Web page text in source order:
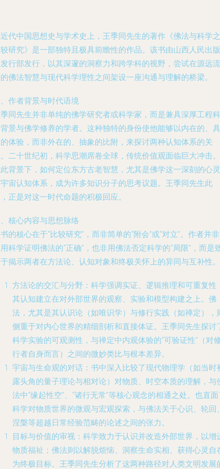
代中国思想史与学术史上，王季同先生的著作《佛法与科学之
研究》是一部独特且极具前瞻性的作品。该书由山西人民出版
行部发行，以其深邃的洞察力和跨学科的视野，尝试在源远流
佛法智慧与现代科学理性之间架设一座沟通与理解的桥梁。
作者背景与时代语境
同先生并非单纯的佛学研究者或科学家，而是兼具深厚工程科
景与佛学修养的学者。这种独特的身份使他能够以内在的、具
体验，而非外在的、抽象的比附，来探讨两种认知体系的关
二十世纪初，科学思潮席卷全球，传统价值观面临巨大冲击。
背景下，如何定位东方古老智慧，尤其是佛学这一深刻的心灵
宙认知体系，成为许多知识分子的思考议题。王季同先生此
正是对这一时代命题的积极回应。
核心内容与思想脉络
的核心在于“比较研究”，而非简单的“附会”或“对立”。作者并
科学证明佛法的“正确”，也非用佛法否定科学的“局限”，而是
揭示两者在方法论、认知对象和终极关怀上的异同与互补性。
方法论的交汇与分野 ：科学强调实证、逻辑推理和可重复性
其认知建立在对外部世界的观察、实验和模型构建之上。佛
法，尤其是其认识论（如唯识学）与修行实践（如禅定），
侧重于对内心世界的精细剖析和直接体证。王季同先生探讨
科学实验的可观测性，与禅定中内观体验的“可验证性”（对
行者自身而言）之间的微妙类比与根本差异。
宇宙与生命观的对话 ：书中深入比较了现代物理学（如当时
露头角的量子理论与相对论）对物质、时空本质的理解，与
法中“缘起性空”、“诸行无常”等核心观念的相通之处。也直
科学对物质世界的微观与宏观探索，与佛法关于心识、轮回
涅槃等超越日常经验范畴的论述之间的张力。
目标与价值的审视 ：科学致力于认识并改造外部世界，以增
物质福祉；佛法则以解脱烦恼、洞察生命实相、获得心灵自
为终极目标。王季同先生分析了这两种路径对人类文明发展